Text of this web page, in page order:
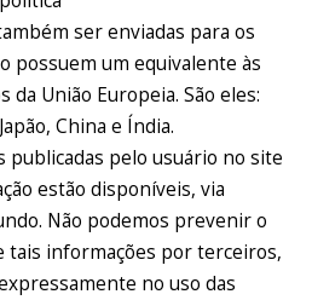
ser enviadas para os
possuem um equivalente às
da União Europeia. São eles:
China e Índia.
publicadas pelo usuário no site
estão disponíveis, via
Não podemos prevenir o
tais informações por terceiros,
no uso das